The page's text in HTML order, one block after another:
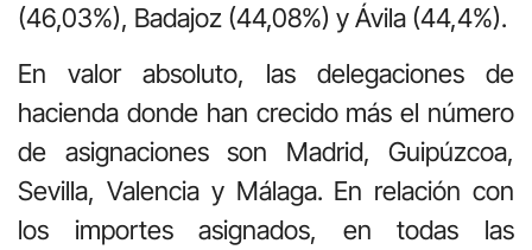
(46,03%), Badajoz (44,08%) y Ávila (44,4%).
En valor absoluto, las delegaciones de
hacienda donde han crecido más el número
de asignaciones son Madrid, Guipúzcoa,
Sevilla, Valencia y Málaga. En relación con
los importes asignados, en todas las